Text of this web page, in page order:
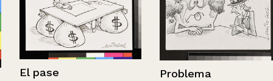
El pase Problema